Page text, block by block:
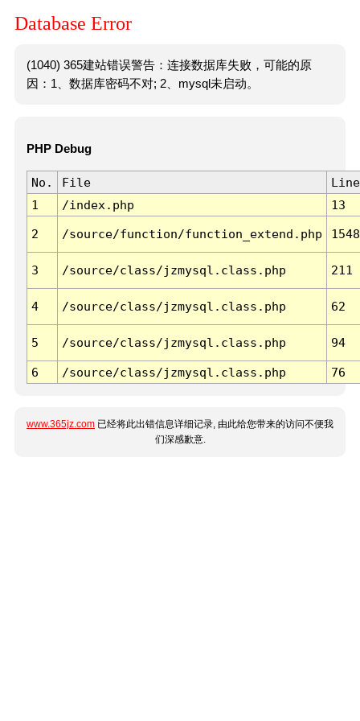
Database Error
(1040) 365建站错误警告：连接数据库失败，可能的原
因：1、数据库密码不对; 2、mysql未启动。
PHP Debug
No. File
Line
1
/index.php 13
2 /source/function/function_extend.php 1548
3 /source/class/jzmysql.class.php 211
4 /source/class/jzmysql.class.php 62
5 /source/class/jzmysql.class.php 94
6 /source/class/jzmysql.class.php 76
www.365jz.com 已经将此出错信息详细记录, 由此给您带来的访问不便我
们深感歉意.